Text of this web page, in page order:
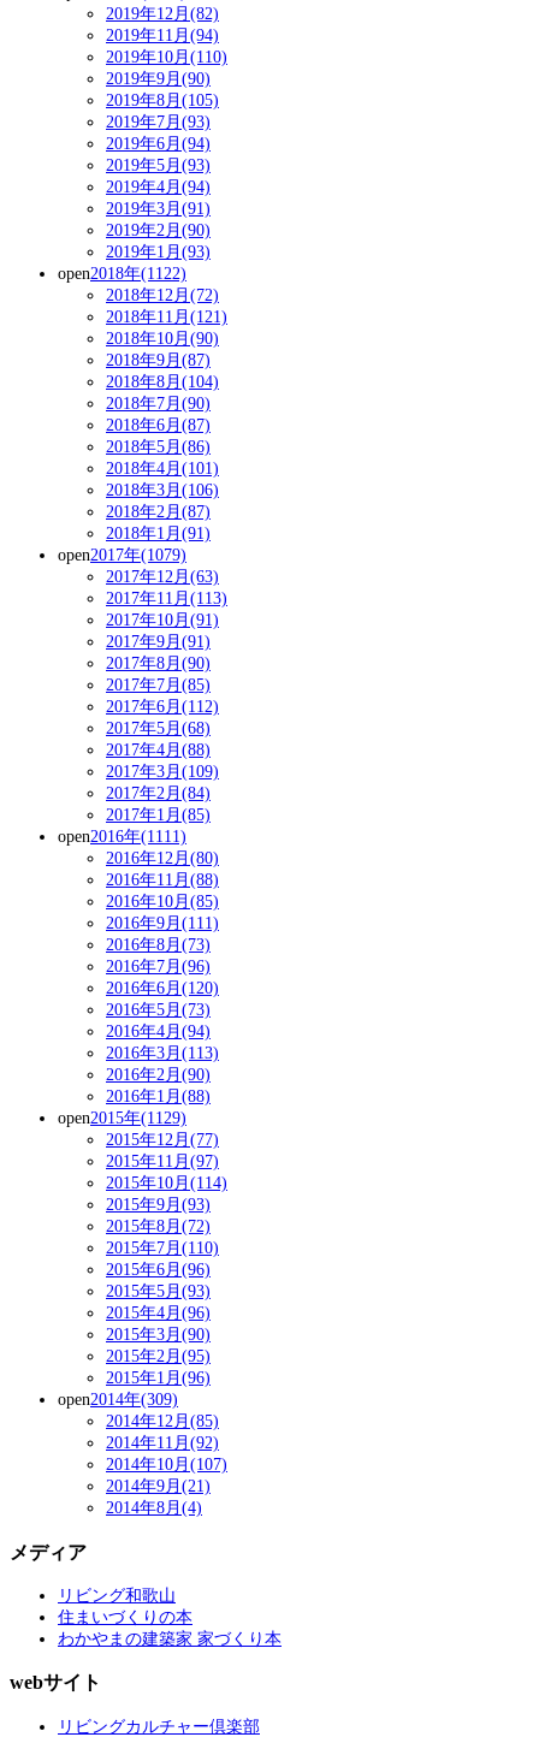
2019年12月(82)
2019年11月(94)
2019年10月(110)
2019年9月(90)
2019年8月(105)
2019年7月(93)
2019年6月(94)
2019年5月(93)
2019年4月(94)
2019年3月(91)
2019年2月(90)
2019年1月(93)
open2018年(1122)
2018年12月(72)
2018年11月(121)
2018年10月(90)
2018年9月(87)
2018年8月(104)
2018年7月(90)
2018年6月(87)
2018年5月(86)
2018年4月(101)
2018年3月(106)
2018年2月(87)
2018年1月(91)
open2017年(1079)
2017年12月(63)
2017年11月(113)
2017年10月(91)
2017年9月(91)
2017年8月(90)
2017年7月(85)
2017年6月(112)
2017年5月(68)
2017年4月(88)
2017年3月(109)
2017年2月(84)
2017年1月(85)
open2016年(1111)
2016年12月(80)
2016年11月(88)
2016年10月(85)
2016年9月(111)
2016年8月(73)
2016年7月(96)
2016年6月(120)
2016年5月(73)
2016年4月(94)
2016年3月(113)
2016年2月(90)
2016年1月(88)
open2015年(1129)
2015年12月(77)
2015年11月(97)
2015年10月(114)
2015年9月(93)
2015年8月(72)
2015年7月(110)
2015年6月(96)
2015年5月(93)
2015年4月(96)
2015年3月(90)
2015年2月(95)
2015年1月(96)
open2014年(309)
2014年12月(85)
2014年11月(92)
2014年10月(107)
2014年9月(21)
2014年8月(4)
メディア
リビング和歌山
住まいづくりの本
わかやまの建築家 家づくり本
webサイト
リビングカルチャー倶楽部